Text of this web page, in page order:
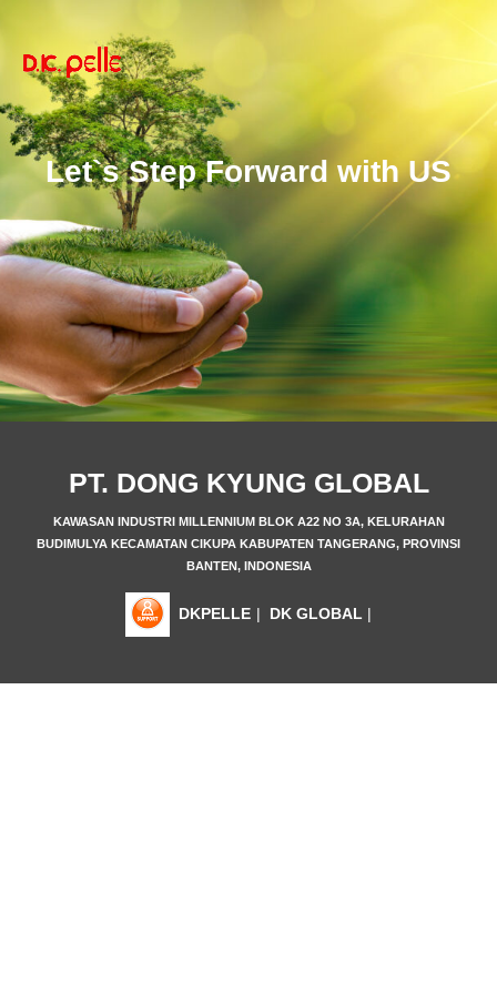
Let`s Step Forward with US
PT. DONG KYUNG GLOBAL
KAWASAN INDUSTRI MILLENNIUM BLOK A22 NO 3A, KELURAHAN
BUDIMULYA KECAMATAN CIKUPA KABUPATEN TANGERANG, PROVINSI
BANTEN, INDONESIA
DKPELLE | DK GLOBAL |